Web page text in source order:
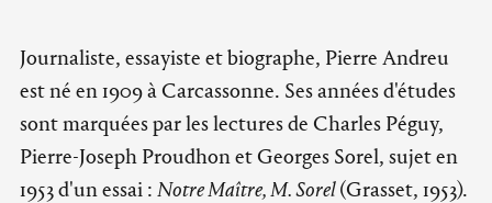
Journaliste, essayiste et biographe, Pierre Andreu
est né en 1909 à Carcassonne. Ses années d'études
sont marquées par les lectures de Charles Péguy,
Pierre-Joseph Proudhon et Georges Sorel, sujet en
1953 d'un essai : Notre Maître, M. Sorel(Grasset, 1953).